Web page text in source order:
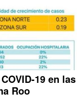
19 en las
Roo